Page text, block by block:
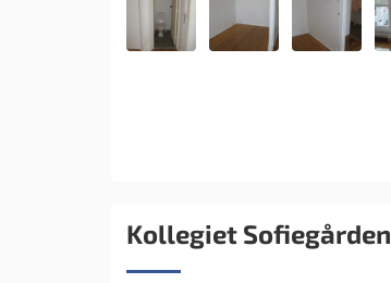
Kollegiet Sofiegården